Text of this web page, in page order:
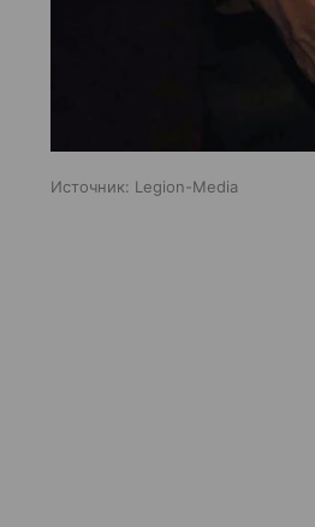
Источник: Legion-Media